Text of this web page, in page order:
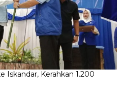
Kerahkan 1.200